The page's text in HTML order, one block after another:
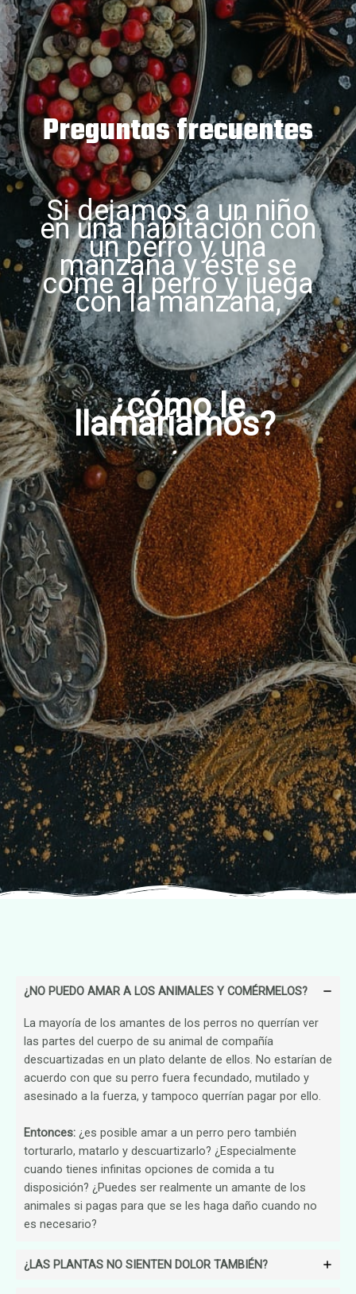
Preguntas frecuentes
Si dejamos a un niño
en una habitación con
un perro y una
manzana y éste se
come al perro y juega
con la manzana,
¿cómo le
llamaríamos?
.
¿NO PUEDO AMAR A LOS ANIMALES Y COMÉRMELOS?
La mayoría de los amantes de los perros no querrían ver
las partes del cuerpo de su animal de compañía
descuartizadas en un plato delante de ellos. No estarían de
acuerdo con que su perro fuera fecundado, mutilado y
asesinado a la fuerza, y tampoco querrían pagar por ello.
Entonces: ¿es posible amar a un perro pero también
torturarlo, matarlo y descuartizarlo? ¿Especialmente
cuando tienes infinitas opciones de comida a tu
disposición? ¿Puedes ser realmente un amante de los
animales si pagas para que se les haga daño cuando no
es necesario?
¿LAS PLANTAS NO SIENTEN DOLOR TAMBIÉN?